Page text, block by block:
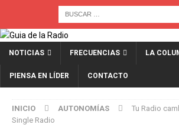
NOTICIAS FRECUENCIAS LA
PIENSA EN LÍDER CONTACTO
INICIO AUTONOMÍAS
Tu Radio
Single Radio